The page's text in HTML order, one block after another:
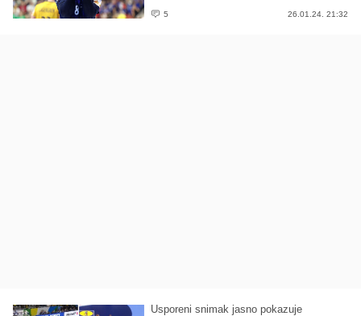
5 26.01.24. 21:32
Usporeni snimak jasno pokazuje